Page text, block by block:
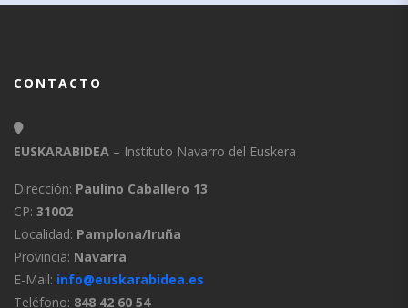
CONTACTO
EUSKARABIDEA – Instituto Navarro del Euskera
Dirección: Paulino Caballero 13
CP: 31002
Localidad: Pamplona/Iruña
Provincia: Navarra
E-Mail: info@euskarabidea.es
Teléfono: 848 42 60 54